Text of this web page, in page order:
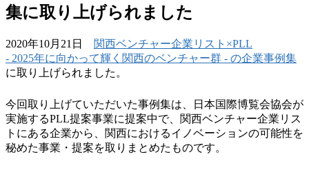
集に取り上げられました
2020年10月21日 関西ベンチャー企業リスト×PLL
- 2025年に向かって輝く関西のベンチャー群 - の企業事例集
に取り上げられました。
今回取り上げていただいた事例集は、日本国際博覧会協会が
実施するPLL提案事業に提案中で、関西ベンチャー企業リス
トにある企業から、関西におけるイノベーションの可能性を
秘めた事業・提案を取りまとめたものです。